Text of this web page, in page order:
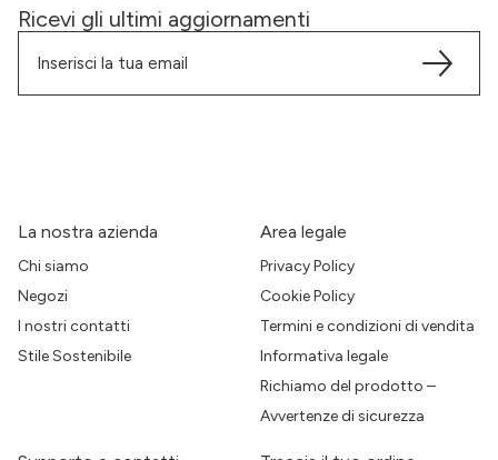
Ricevi gli ultimi aggiornamenti
La nostra azienda
Chi siamo
Negozi
I nostri contatti
Stile Sostenibile
Area legale
Privacy Policy
Cookie Policy
Termini e condizioni di vendita
Informativa legale
Richiamo del prodotto –
Avvertenze di sicurezza